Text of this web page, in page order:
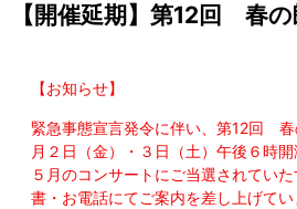
【開催延期】第12回 春
【お知らせ】
緊急事態宣言発令に伴い、第12回 春
月２日（金）・３日（土）午後６時開
５月のコンサートにご当選されてい
書・お電話にてご案内を差し上げてい